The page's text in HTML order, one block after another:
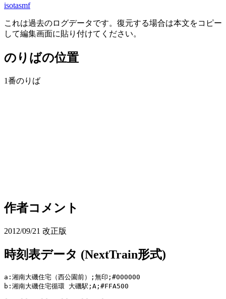
isotasmf
これは過去のログデータです。復元する場合は本文をコピー
して編集画面に貼り付けてください。
のりばの位置
1番のりば
作者コメント
2012/09/21 改正版
時刻表データ (NextTrain形式)
a:湘南大磯住宅（西公園前）;無印;#000000
b:湘南大磯住宅循環 大磯駅;A;#FFA500